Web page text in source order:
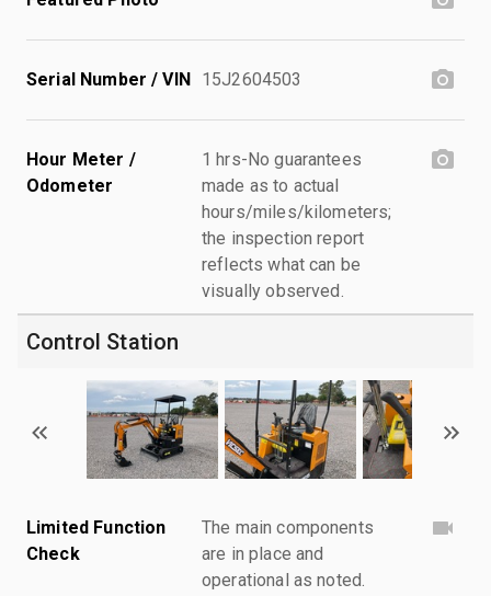
Serial Number / VIN 15J2604503
Hour Meter /
Odometer
1 hrs-No guarantees
made as to actual
hours/miles/kilometers;
the inspection report
reflects what can be
visually observed.
Control Station
Limited Function
Check
The main components
are in place and
operational as noted.